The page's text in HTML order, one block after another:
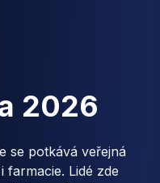
2026
se potkává veřejná
Lidé zde